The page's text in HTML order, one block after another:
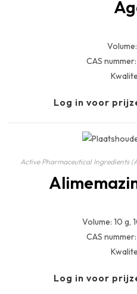
CAS
Log in voor
Active Pharmaceutical Ingredients
Volume: 10 g,
CAS
Log in voor